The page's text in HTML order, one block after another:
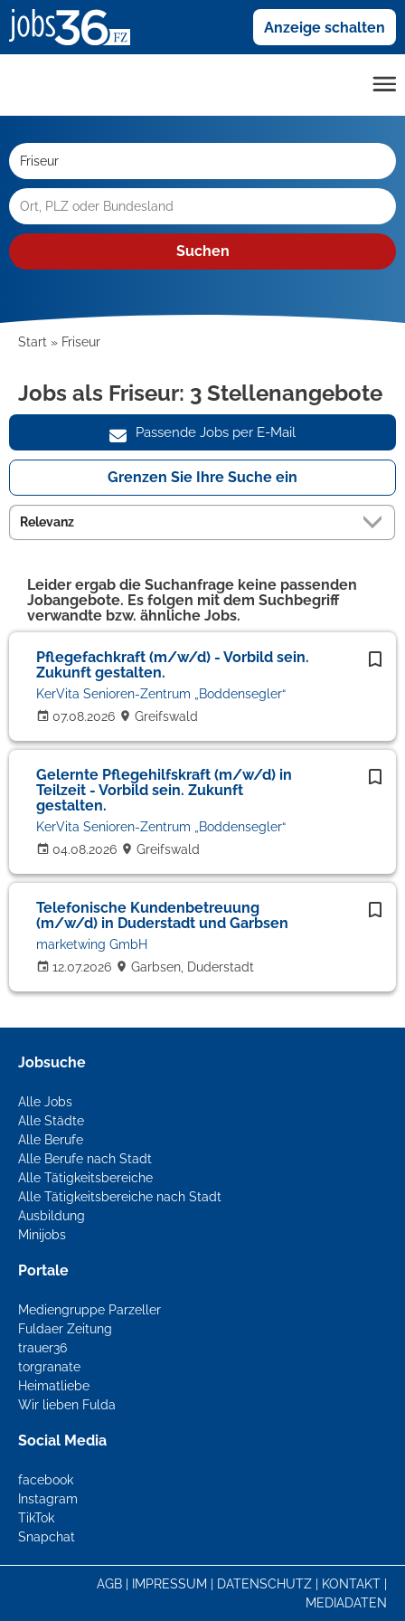
Anzeige schalten
Suchen
Start Friseur
Jobs als Friseur: 3 Stellenangebote
Passende Jobs per E-Mail
Grenzen Sie Ihre Suche ein
Leider ergab die Suchanfrage keine passenden
Jobangebote. Es folgen mit dem Suchbegriff
verwandte bzw. ähnliche Jobs.
Pflegefachkraft (m/w/d) - Vorbild sein.
Zukunft gestalten.
07.08.2026
KerVita Senioren-Zentrum „Boddensegler“
Greifswald
Gelernte Pflegehilfskraft (m/w/d) in
Teilzeit - Vorbild sein. Zukunft
gestalten.
04.08.2026
KerVita Senioren-Zentrum „Boddensegler“
Greifswald
Telefonische Kundenbetreuung
(m/w/d) in Duderstadt und Garbsen
12.07.2026
marketwing GmbH
Garbsen, Duderstadt
Jobsuche
Alle Jobs
Alle Städte
Alle Berufe
Alle Berufe nach Stadt
Alle Tätigkeitsbereiche
Alle Tätigkeitsbereiche nach Stadt
Ausbildung
Minijobs
Portale
Mediengruppe Parzeller
Fuldaer Zeitung
trauer36
torgranate
Heimatliebe
Wir lieben Fulda
Social Media
facebook
Instagram
TikTok
Snapchat
AGB IMPRESSUM DATENSCHUTZ KONTAKT
MEDIADATEN